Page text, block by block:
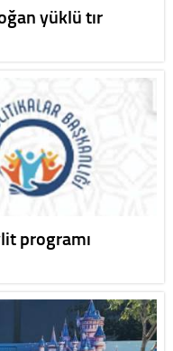
yüklü tır
programı